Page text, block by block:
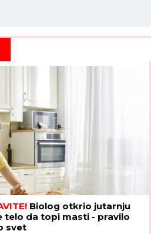
Biolog otkrio jutarnju
da topi masti - pravilo
svet